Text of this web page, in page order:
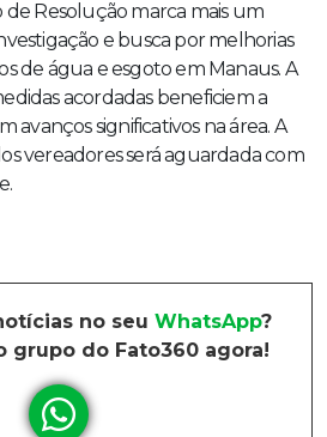
de Resolução marca mais um
e busca por melhorias
de água e esgoto em Manaus. A
acordadas beneficiem a
avanços significativos na área. A
vereadores será aguardada com
no seu WhatsApp?
grupo do Fato360 agora!